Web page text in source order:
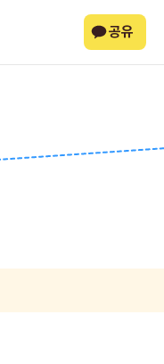
공유